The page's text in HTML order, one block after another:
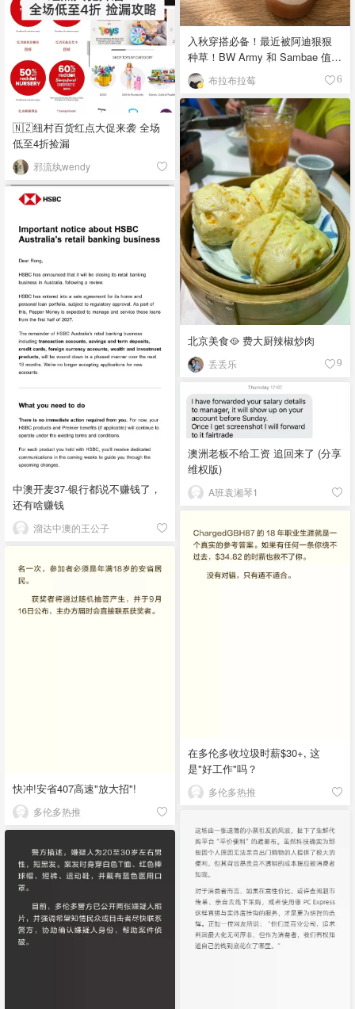
入秋穿搭必备！最近被阿迪狠狠
种草！BW Army 和 Sambae 值得
拥有！布拉布拉莓 6
🇳🇿纽村百货红点大促来袭 全场
低至4折捡漏
邪流纨wendy
北京美食🥘 费大厨辣椒炒肉
丢丢乐 9
中澳开麦37-银行都说不赚钱了，
还有啥赚钱
溜达中澳的王公子
澳洲老板不给工资 追回来了 (分享
维权版)
A班袁湘琴1
在多伦多收垃圾时薪$30+, 这
是"好工作"吗？
多伦多热推
快冲!安省407高速"放大招"!
多伦多热推